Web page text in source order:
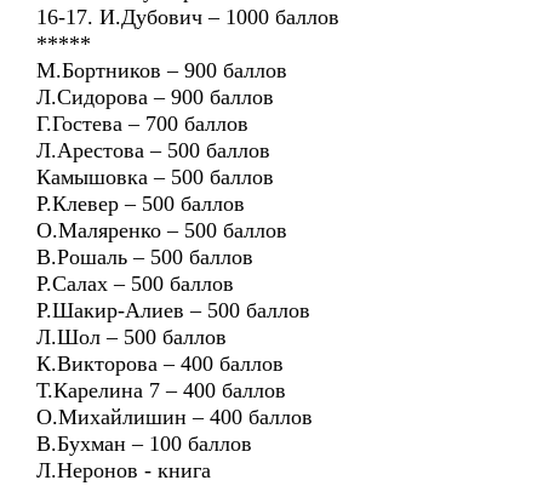
16-17. И.Дубович – 1000 баллов
*****
М.Бортников – 900 баллов
Л.Сидорова – 900 баллов
Г.Гостева – 700 баллов
Л.Арестова – 500 баллов
Камышовка – 500 баллов
Р.Клевер – 500 баллов
О.Маляренко – 500 баллов
В.Рошаль – 500 баллов
Р.Салах – 500 баллов
Р.Шакир-Алиев – 500 баллов
Л.Шол – 500 баллов
К.Викторова – 400 баллов
Т.Карелина 7 – 400 баллов
О.Михайлишин – 400 баллов
В.Бухман – 100 баллов
Л.Неронов - книга